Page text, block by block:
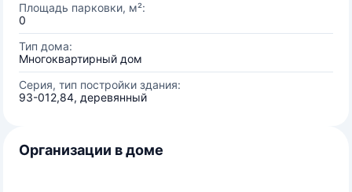
Площадь парковки, м²:
0
Тип дома:
Многоквартирный дом
Серия, тип постройки здания:
93-012,84, деревянный
Организации в доме